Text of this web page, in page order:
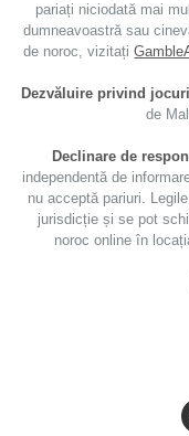
pariați niciodată mai
dumneavoastră sau
de noroc, vizitați
Dezvăluire privind
de
Declinare de
independentă de
nu acceptă pariuri.
jurisdicție și se pot
noroc online în